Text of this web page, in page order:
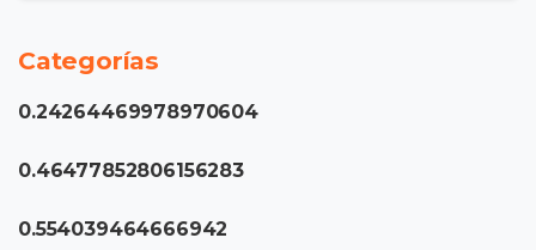
Categorías
0.24264469978970604
0.46477852806156283
0.554039464666942